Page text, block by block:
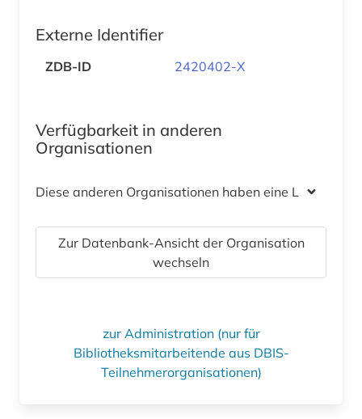
Externe Identifier
ZDB-ID 2420402-X
Verfügbarkeit in anderen
Organisationen
Diese anderen Organisationen haben eine Lizenz
Zur Datenbank-Ansicht der Organisation
wechseln
zur Administration (nur für
Bibliotheksmitarbeitende aus DBIS-
Teilnehmerorganisationen)